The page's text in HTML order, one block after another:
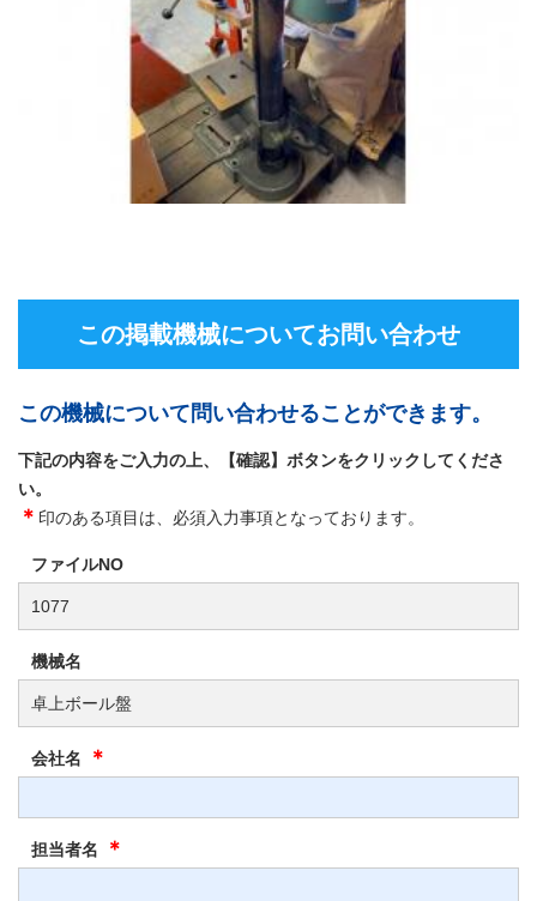
この掲載機械についてお問い合わせ
この機械について問い合わせることができます。
下記の内容をご入力の上、【確認】ボタンをクリックしてくださ
い。
＊ 印のある項目は、必須入力事項となっております。
ファイルNO
1077
機械名
卓上ボール盤
会社名 ＊
担当者名 ＊